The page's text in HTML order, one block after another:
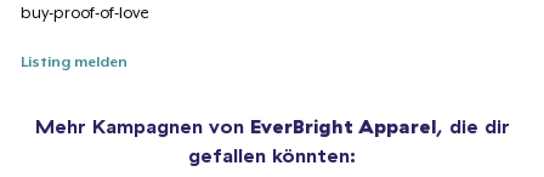
buy-proof-of-love
Listing melden
Mehr Kampagnen von EverBright Apparel, die dir
gefallen könnten: